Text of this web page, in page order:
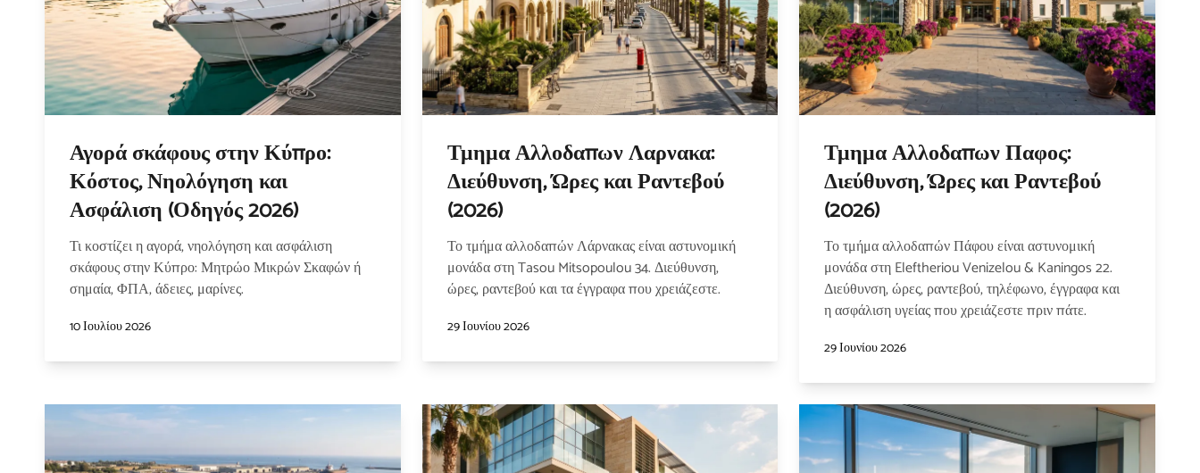
Αγορά σκάφους στην Κύπρο:
Κόστος, Νηολόγηση και
Ασφάλιση (Οδηγός 2026)
Τι κοστίζει η αγορά, νηολόγηση και ασφάλιση
σκάφους στην Κύπρο: Μητρώο Μικρών Σκαφών ή
σημαία, ΦΠΑ, άδειες, μαρίνες.
10 Ιουλίου 2026
Τμημα Αλλοδαπων Λαρνακα:
Διεύθυνση, Ώρες και Ραντεβού
(2026)
Το τμήμα αλλοδαπών Λάρνακας είναι αστυνομική
μονάδα στη Tasou Mitsopoulou 34. Διεύθυνση,
ώρες, ραντεβού και τα έγγραφα που χρειάζεστε.
29 Ιουνίου 2026
Τμημα Αλλοδαπων Παφος:
Διεύθυνση, Ώρες και Ραντεβού
(2026)
Το τμήμα αλλοδαπών Πάφου είναι αστυνομική
μονάδα στη Eleftheriou Venizelou & Kaningos 22.
Διεύθυνση, ώρες, ραντεβού, τηλέφωνο, έγγραφα και
η ασφάλιση υγείας που χρειάζεστε πριν πάτε.
29 Ιουνίου 2026